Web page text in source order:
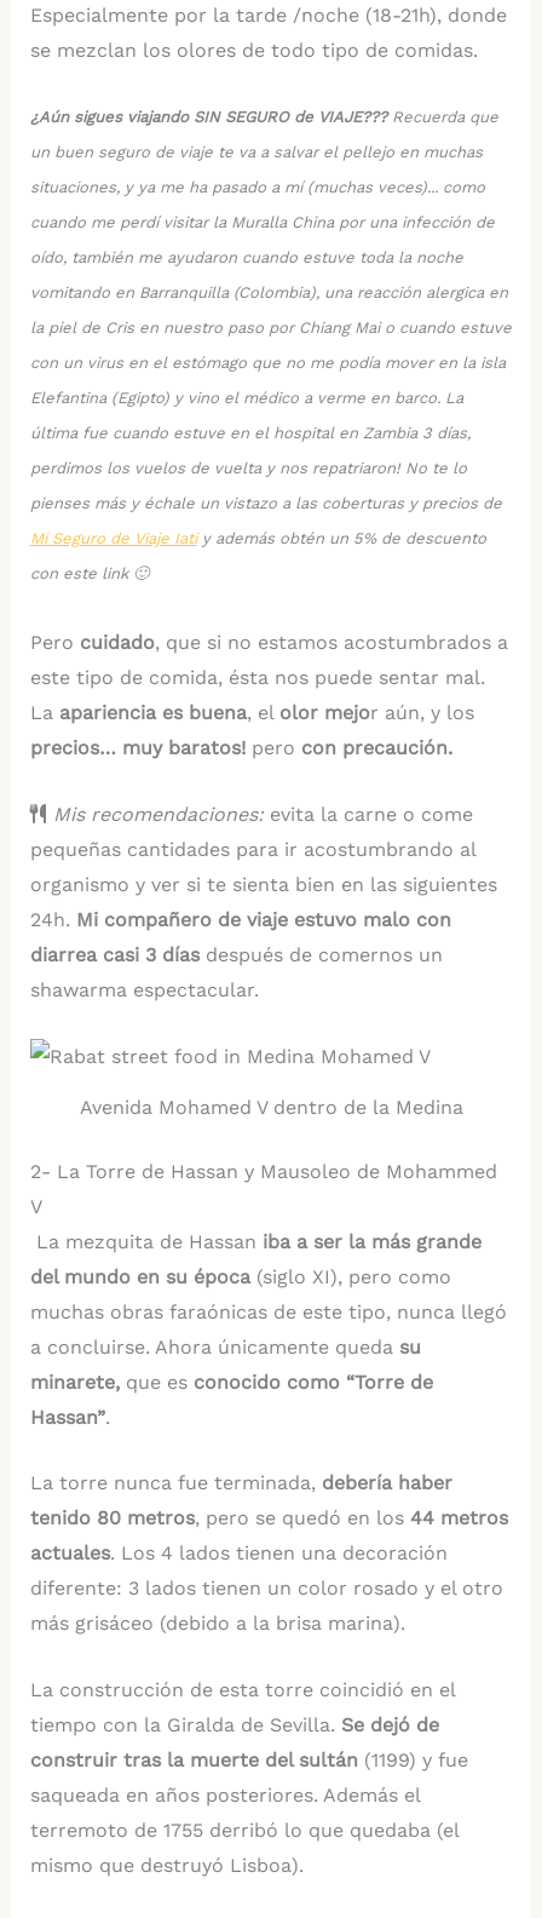
Especialmente por la tarde /noche (18-21h), donde
se mezclan los olores de todo tipo de comidas.
¿Aún sigues viajando SIN SEGURO de VIAJE???Recuerda que
un buen seguro de viaje te va a salvar el pellejo en muchas
situaciones, y ya me ha pasado a mí (muchas veces)... como
cuando me perdí visitar la Muralla China por una infección de
oído, también me ayudaron cuando estuve toda la noche
vomitando en Barranquilla (Colombia), una reacción alergica en
la piel de Cris en nuestro paso por Chiang Mai o cuando estuve
con un virus en el estómago que no me podía mover en la isla
Elefantina (Egipto) y vino el médico a verme en barco. La
última fue cuando estuve en el hospital en Zambia 3 días,
perdimos los vuelos de vuelta y nos repatriaron! No te lo
pienses más y échale un vistazo a las coberturas y precios de
Mi Seguro de Viaje Iatiy además obtén un 5% de descuento
con este link 🙂
Pero cuidado, que si no estamos acostumbrados a
este tipo de comida, ésta nos puede sentar mal.
La apariencia es buena, el olor mejor aún, y los
precios… muy baratos! pero con precaución.
Mis recomendaciones:evita la carne o come
pequeñas cantidades para ir acostumbrando al
organismo y ver si te sienta bien en las siguientes
24h. Mi compañero de viaje estuvo malo con
diarrea casi 3 díasdespués de comernos un
shawarma espectacular.
Avenida Mohamed V dentro de la Medina
2- La Torre de Hassan y Mausoleo de Mohammed
V
La mezquita de Hassan iba a ser la más grande
del mundo en su época (siglo XI), pero como
muchas obras faraónicas de este tipo, nunca llegó
a concluirse. Ahora únicamente queda su
minarete, que es conocido como “Torre de
Hassan”.
La torre nunca fue terminada, debería haber
tenido 80 metros, pero se quedó en los 44 metros
actuales. Los 4 lados tienen una decoración
diferente: 3 lados tienen un color rosado y el otro
más grisáceo (debido a la brisa marina).
La construcción de esta torre coincidió en el
tiempo con la Giralda de Sevilla. Se dejó de
construir tras la muerte del sultán (1199) y fue
saqueada en años posteriores. Además el
terremoto de 1755 derribó lo que quedaba (el
mismo que destruyó Lisboa).